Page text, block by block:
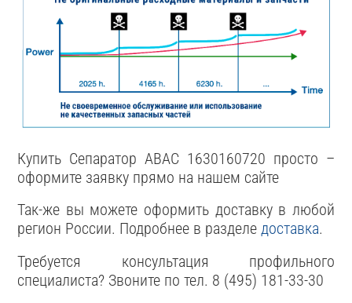
Купить Сепаратор ABAC 1630160720 просто –
оформите заявку прямо на нашем сайте
Так-же вы можете оформить доставку в любой
регион России. Подробнее в разделедоставка.
Требуется консультация профильного
специалиста? Звоните по тел. 8 (495) 181-33-30